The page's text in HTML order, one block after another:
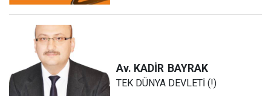
Av. KADİR BAYRAK
TEK DÜNYA DEVLETİ (!)